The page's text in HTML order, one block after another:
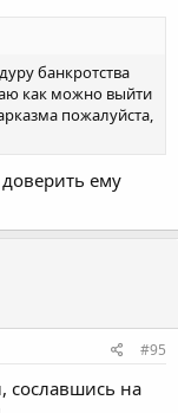
банкротства
как можно выйти
пожалуйста,
ему
#95
сославшись на